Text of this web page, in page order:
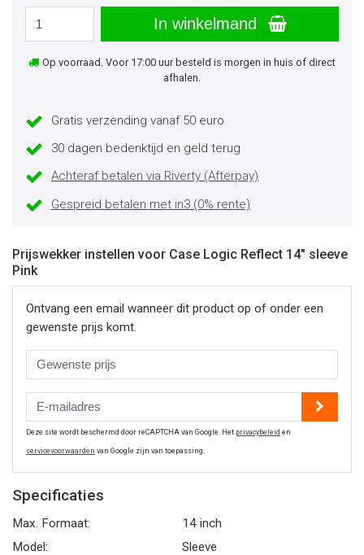
In winkelmand
Op voorraad. Voor 17:00 uur besteld is morgen in huis of direct
afhalen.
Gratis verzending vanaf 50 euro
30 dagen bedenktijd en geld terug
Achteraf betalen via Riverty (Afterpay)
Gespreid betalen met in3 (0% rente)
Prijswekker instellen voor Case Logic Reflect 14" sleeve
Pink
Ontvang een email wanneer dit product op of onder een
gewenste prijs komt.
Deze site wordt beschermd door reCAPTCHA van Google. Het privacybeleid en
servicevoorwaarden van Google zijn van toepassing.
Specificaties
Max. Formaat:
14 inch
Model:
Sleeve